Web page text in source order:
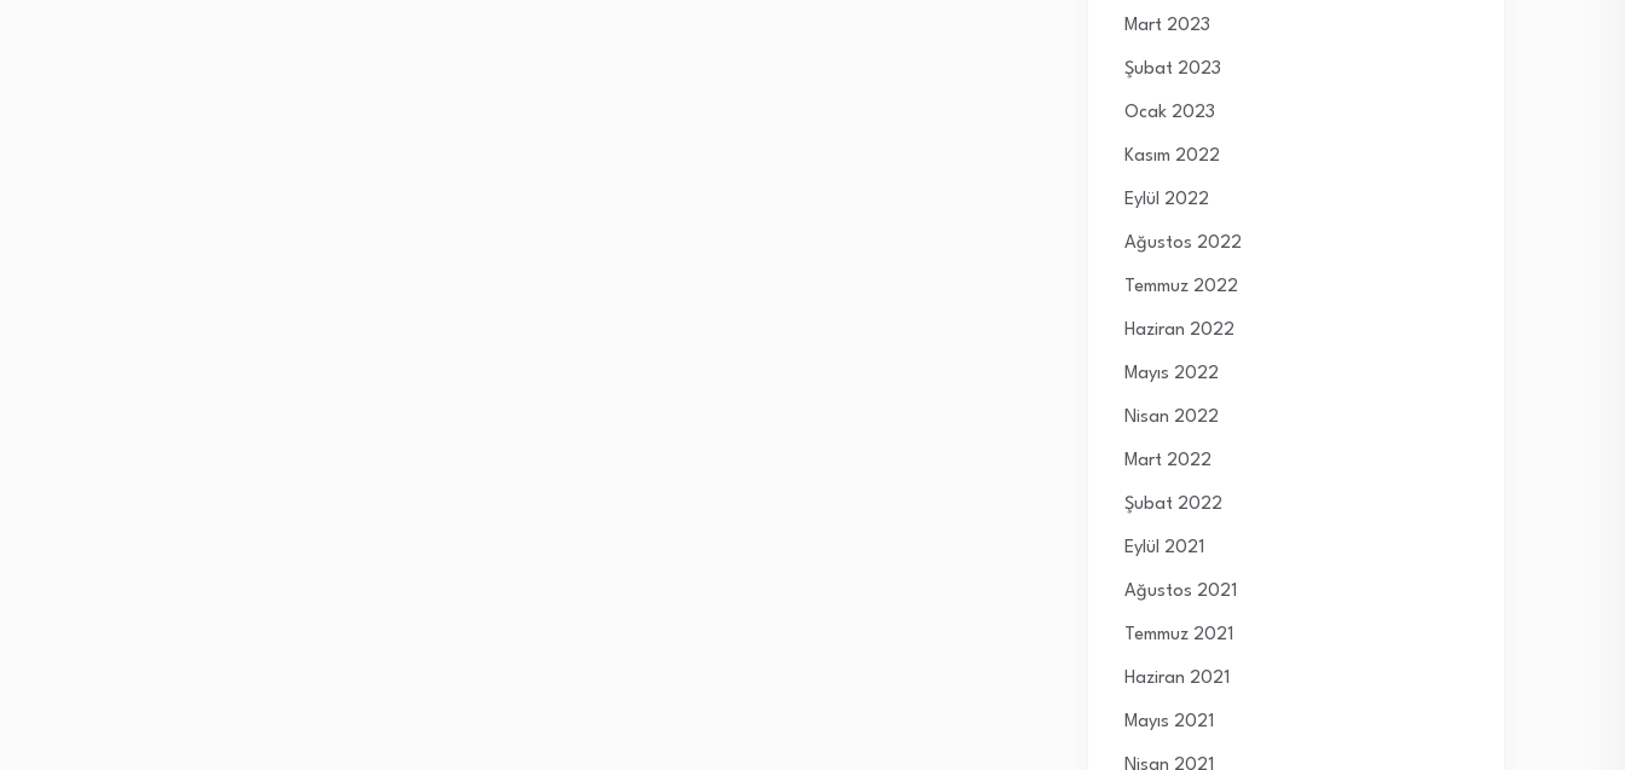
Mart 2023
Şubat 2023
Ocak 2023
Kasım 2022
Eylül 2022
Ağustos 2022
Temmuz 2022
Haziran 2022
Mayıs 2022
Nisan 2022
Mart 2022
Şubat 2022
Eylül 2021
Ağustos 2021
Temmuz 2021
Haziran 2021
Mayıs 2021
Nisan 2021